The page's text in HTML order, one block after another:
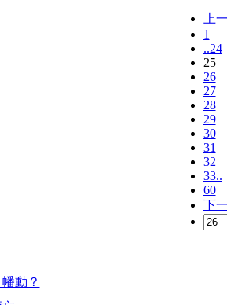
上
1
..24
25
26
27
28
29
30
31
32
33..
60
下
動？